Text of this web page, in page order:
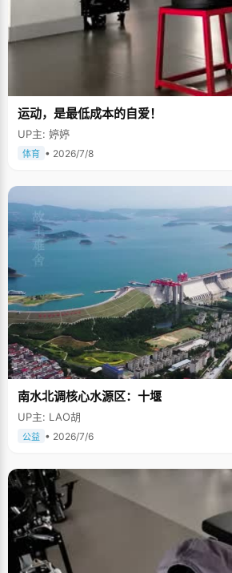
运动，是最低成本的自爱！
UP主: 婷婷
体育 • 2026/7/8
南水北调核心水源区：十堰
UP主: LAO胡
公益 • 2026/7/6